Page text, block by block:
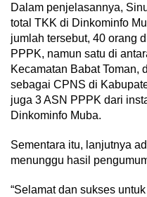
Dalam penjelasannya,
total TKK di Dinkominfo
jumlah tersebut, 40 orang
PPPK, namun satu di
Kecamatan Babat Toman,
sebagai CPNS di
juga 3 ASN PPPK dari
Dinkominfo Muba.
Sementara itu, lanjutnya
menunggu hasil
“Selamat dan sukses